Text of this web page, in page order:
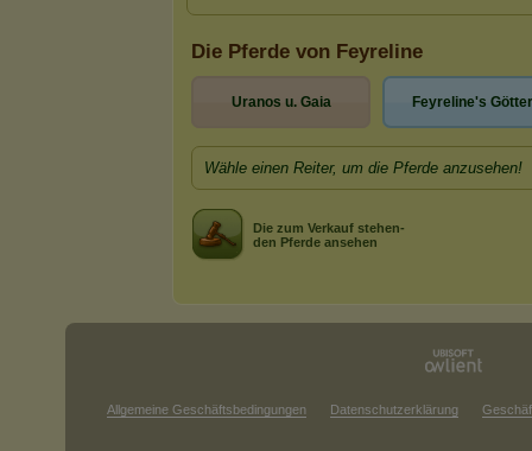
Die Pferde von Feyreline
Uranos u. Gaia Feyreline's Götter
Wähle einen Reiter, um die Pferde anzusehen!
Die zum Verkauf stehen-
den Pferde ansehen
Allgemeine Geschäftsbedingungen Datenschutzerklärung